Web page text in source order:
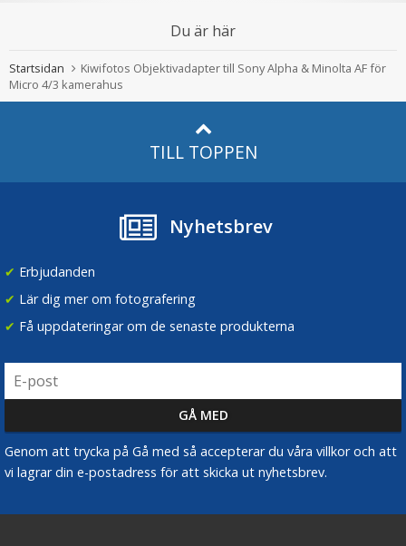
Du är här
Startsidan
Kiwifotos Objektivadapter till Sony Alpha & Minolta AF för
Micro 4/3 kamerahus
TILL TOPPEN
Nyhetsbrev
✔ Erbjudanden
✔ Lär dig mer om fotografering
✔ Få uppdateringar om de senaste produkterna
Genom att trycka på Gå med så accepterar du våra villkor och att
vi lagrar din e-postadress för att skicka ut nyhetsbrev.